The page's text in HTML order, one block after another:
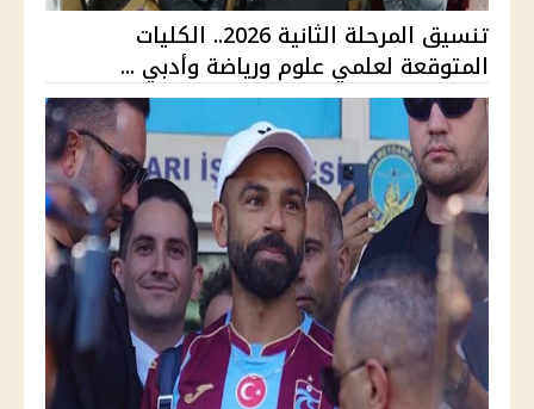
تنسيق المرحلة الثانية 2026.. الكليات
المتوقعة لعلمي علوم ورياضة وأدبي ...